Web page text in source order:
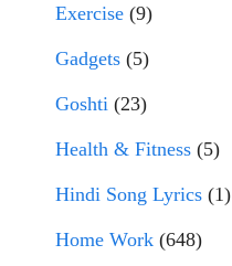
Exercise (9)
Gadgets (5)
Goshti (23)
Health & Fitness (5)
Hindi Song Lyrics (1)
Home Work (648)